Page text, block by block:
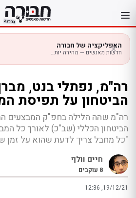
לתוכן
האפליקציה של חבורה
חדשות מאנשים — מהירה יותר בנייד
רה"מ, נפתלי בנט,
הביטחון על תפיסת
רה"מ שהה הלילה בחפ"ק המבצעים
הביטחון הכללי (שב"כ) לאורך כל
"כל מחבל צריך לדעת שהוא על זמן
חיים וולף
8 עוקבים
12:36 ,19/12/21